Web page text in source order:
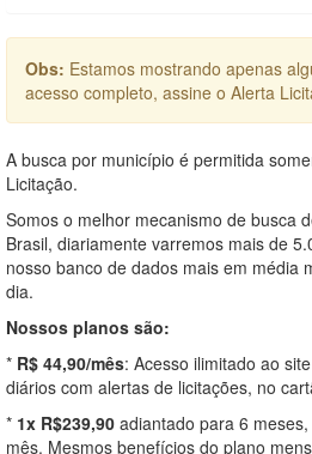
Obs: Estamos mostrando apenas
acesso completo, assine o Alerta
A busca por município é permitida
Licitação.
Somos o melhor mecanismo de busca
Brasil, diariamente varremos mais de
nosso banco de dados mais em média
dia.
Nossos planos são:
* R$ 44,90/mês: Acesso ilimitado ao
diários com alertas de licitações, no
* 1x R$239,90 adiantado para 6
mês. Mesmos benefícios do plano